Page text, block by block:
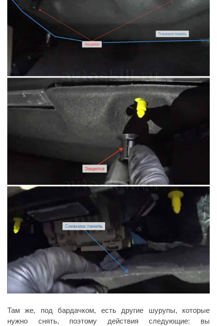
Там же, под бардачком, есть другие шурупы, которые
нужно снять, поэтому действия следующие: вы